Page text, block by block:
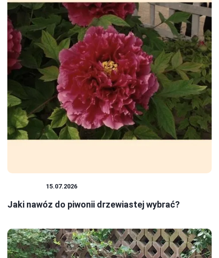
15.07.2026
Jaki nawóz do piwonii drzewiastej wybrać?